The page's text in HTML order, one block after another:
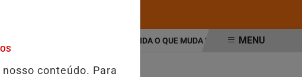
E PIX; ENTENDA O QUE MUDA PARA EMPRESAS EMENU
conteúdo. Para